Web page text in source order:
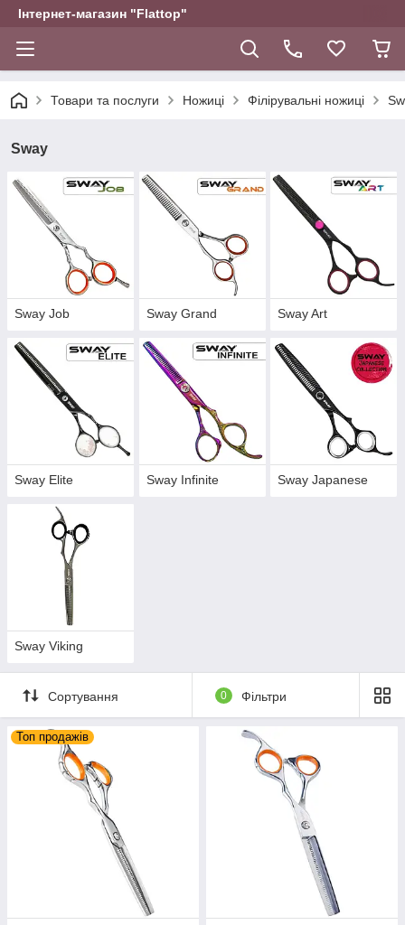
Інтернет-магазин "Flattop"
Товари та послуги Ножиці Філірувальні ножиці
Sway
Sway Job Sway Grand Sway Art
Sway Elite Sway Infinite Sway Japanese
Sway Viking
Сортування 0 Фільтри
Топ продажів